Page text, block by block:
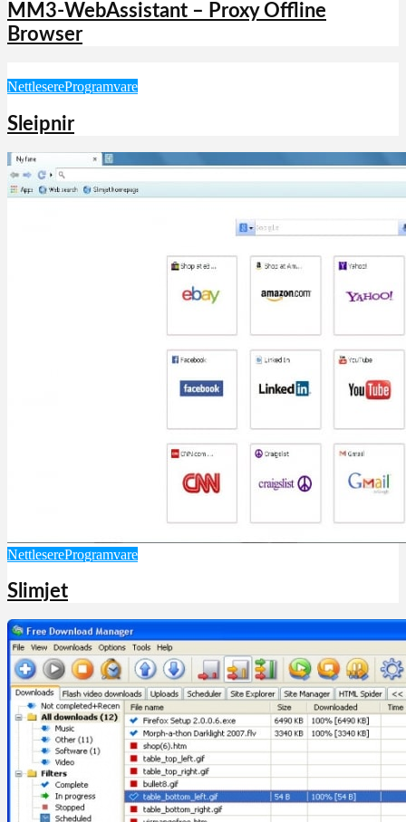
MM3-WebAssistant – Proxy Offline
Browser
NettlesereProgramvare
Sleipnir
NettlesereProgramvare
Slimjet